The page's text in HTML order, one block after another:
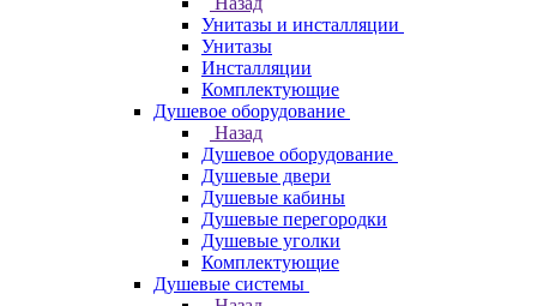
Унитазы и инсталляции
Унитазы
Инсталляции
Комплектующие
Душевое оборудование
Назад
Душевое оборудование
Душевые двери
Душевые кабины
Душевые перегородки
Душевые уголки
Комплектующие
Душевые системы